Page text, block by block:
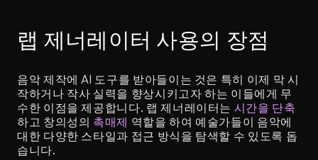
랩 제너레이터 사용의 장점
음악 제작에 AI 도구를 받아들이는 것은 특히 이제 막 시
작하거나 작사 실력을 향상시키고자 하는 이들에게 무
수한 이점을 제공합니다. 랩 제너레이터는 시간을 단축
하고 창의성의 촉매제 역할을 하여 예술가들이 음악에
대한 다양한 스타일과 접근 방식을 탐색할 수 있도록 돕
습니다.